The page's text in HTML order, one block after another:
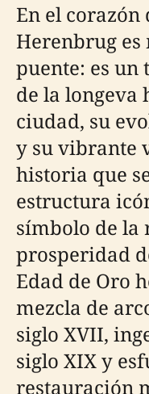
En el corazón
Herenbrug es
puente: es
de la longeva
ciudad, su
y su vibrante
historia que
estructura
símbolo de la
prosperidad
Edad de Oro
mezcla de
siglo XVII,
siglo XIX y
restauración